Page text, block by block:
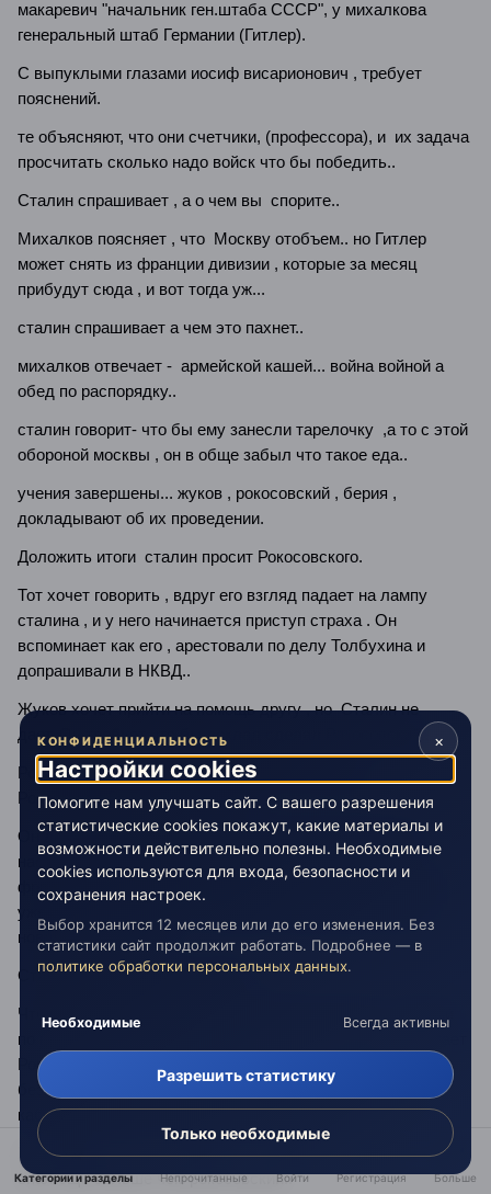
макаревич "начальник ген.штаба СССР", у михалкова
генеральный штаб Германии (Гитлер).
С выпуклыми глазами иосиф висарионович , требует
пояснений.
те объясняют, что они счетчики, (профессора), и их задача
просчитать сколько надо войск что бы победить..
Сталин спрашивает , а о чем вы спорите..
Михалков поясняет , что Москву отобъем.. но Гитлер
может снять из франции дивизии , которые за месяц
прибудут сюда , и вот тогда уж...
сталин спрашивает а чем это пахнет..
михалков отвечает - армейской кашей... война войной а
обед по распорядку..
сталин говорит- что бы ему занесли тарелочку ,а то с этой
обороной москвы , он в обще забыл что такое еда..
учения завершены... жуков , рокосовский , берия ,
докладывают об их проведении.
Доложить итоги сталин просит Рокосовского.
Тот хочет говорить , вдруг его взгляд падает на лампу
сталина , и у него начинается приступ страха . Он
вспоминает как его , арестовали по делу Толбухина и
допрашивали в НКВД..
Жуков хочет прийти на помощь другу , но Сталин не
дает..Он требует что бы доклад сделал Рокосовский..
Рокосовский молчит.. неожиданно на помощь
Рокосовскому приходит Берия.
Он докладывает Сталину , что предложение Жукова
наступать правильное.. но если Гитлер перекинет из
франции свои дивизии за месяц, то москва падет..Надо
уже сейчас готовится , а не ждать когда немцы начнут
новое наступление..
Сталин удовлетворен итогами..
Что бы высказать расположение Рокосовскому , который
по приказу сталина был арестован, сталин сам предлагает
Рокосовскому , который реально чуть не падает от
безсоницы , перед отъездом на фронт, переспать в
кабинете Сталина , на сталинском диване...
Жуков намекает , что и он принимал участие в игре , и не
спал еще больше чем рокосовский..
Категории и разделы Непрочитанные Войти Регистрация Больше
×
КОНФИДЕНЦИАЛЬНОСТЬ
Настройки cookies
Помогите нам улучшать сайт. С вашего разрешения
статистические cookies покажут, какие материалы и
возможности действительно полезны. Необходимые
cookies используются для входа, безопасности и
сохранения настроек.
Выбор хранится 12 месяцев или до его изменения. Без
статистики сайт продолжит работать. Подробнее — в
политике обработки персональных данных.
Необходимые Всегда активны
Разрешить статистику
Только необходимые